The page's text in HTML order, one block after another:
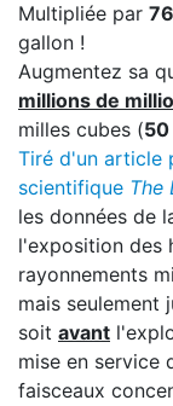
Multipliée par
gallon !
Augmentez sa
millions de
milles cubes (
Tiré d'un article
scientifique The
les données de
l'exposition des
rayonnements
mais seulement
soit avant
mise en service
faisceaux